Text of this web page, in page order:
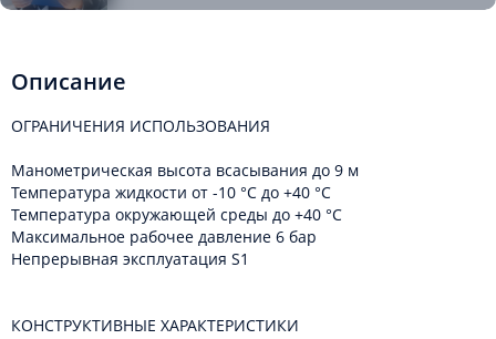
Описание
ОГРАНИЧЕНИЯ ИСПОЛЬЗОВАНИЯ
Манометрическая высота всасывания до 9 м
Температура жидкости от -10 °C до +40 °C
Температура окружающей среды до +40 °C
Максимальное рабочее давление 6 бар
Непрерывная эксплуатация S1
КОНСТРУКТИВНЫЕ ХАРАКТЕРИСТИКИ